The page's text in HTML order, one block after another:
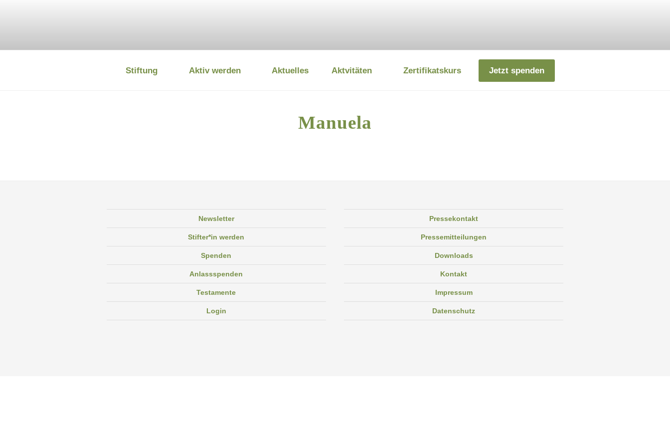
DEUTSCHE UMWELTSTIFTUNG
Stiftung Aktiv werden Aktuelles Aktvitäten Zertifikatskurs Jetzt spenden
Manuela
Newsletter
Stifter*in werden
Spenden
Anlassspenden
Testamente
Login
Pressekontakt
Pressemitteilungen
Downloads
Kontakt
Impressum
Datenschutz